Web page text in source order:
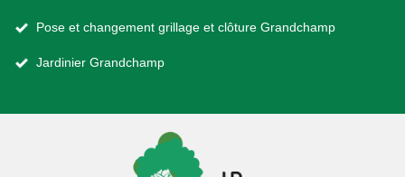
Pose et changement grillage et clôture Grandchamp
Jardinier Grandchamp